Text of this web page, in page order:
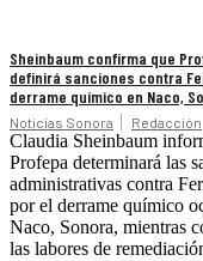
Sheinbaum confirma que
definirá sanciones contra
derrame químico en Naco,
Noticias Sonora Redacción
Claudia Sheinbaum
Profepa determinará las
administrativas contra
por el derrame químico
Naco, Sonora, mientras
las labores de